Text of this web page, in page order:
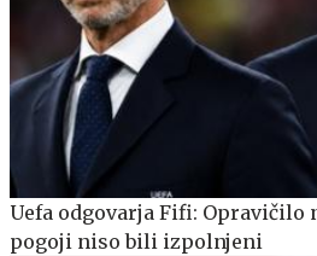
Uefa odgovarja Fifi: Opravičilo
pogoji niso bili izpolnjeni